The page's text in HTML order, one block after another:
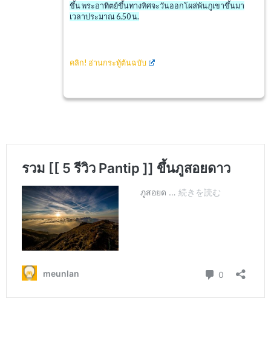
ขึ้น พระอาทิตย์ขึ้นทางทิศจะวันออกโผล่พ้นภูเขาขึ้นมา
เวลาประมาณ 6.50 น.
คลิก! อ่านกระทู้ต้นฉบับ